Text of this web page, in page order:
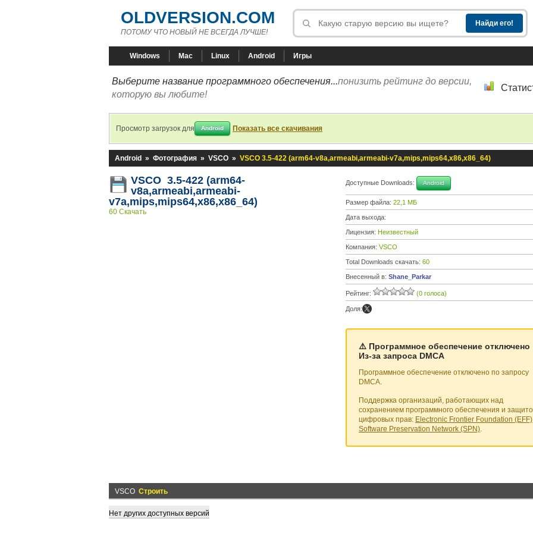
OLDVERSION.COM
ПОТОМУ ЧТО НОВЫЙ НЕ ВСЕГДА ЛУЧШЕ!
Windows Mac Linux Android Игры
Выберите название программного обеспечения...понизить рейтинг до версии,
которую вы любите!
Просмотр загрузок для Android Показать все скачивания
Android » Фотография » VSCO » VSCO 3.5-422 (arm64-v8a,armeabi,armeabi-v7a,mips,mips64,x86,x86_64)
VSCO 3.5-422 (arm64-
v8a,armeabi,armeabi-
v7a,mips,mips64,x86,x86_64)
60 Скачать
Доступные Downloads: Android
Размер файла: 22,1 МБ
Дата выхода:
Лицензия: Неизвестный
Компания: VSCO
Total Downloads скачать: 60
Внесенный в: Shane_Parkar
Рейтинг: (0 голоса)
Доля:
⚠️ Программное обеспечение отключено
Из-за запроса DMCA
Программное обеспечение отключено по запросу
DMCA.
Поддержка организаций, работающих над
сохранением программного обеспечения и
цифровых прав: Electronic Frontier Foundation (EFF)
Software Preservation Network (SPN).
VSCO Строить
Нет других доступных версий